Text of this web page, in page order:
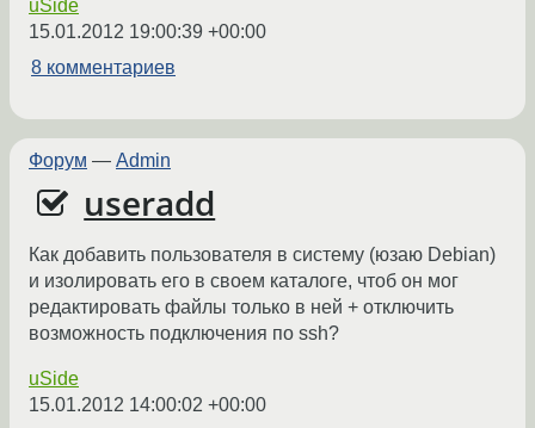
uSide
15.01.2012 19:00:39 +00:00
8 комментариев
Форум — Admin
useradd
Как добавить пользователя в систему (юзаю Debian)
и изолировать его в своем каталоге, чтоб он мог
редактировать файлы только в ней + отключить
возможность подключения по ssh?
uSide
15.01.2012 14:00:02 +00:00